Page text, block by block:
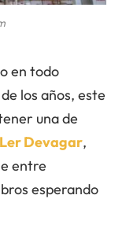
en todo
los años, este
una de
Ler Devagar,
entre
esperando